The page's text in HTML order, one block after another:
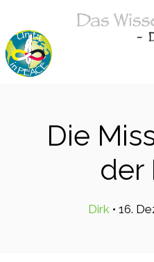
springen
Die
der
Dirk • 16.